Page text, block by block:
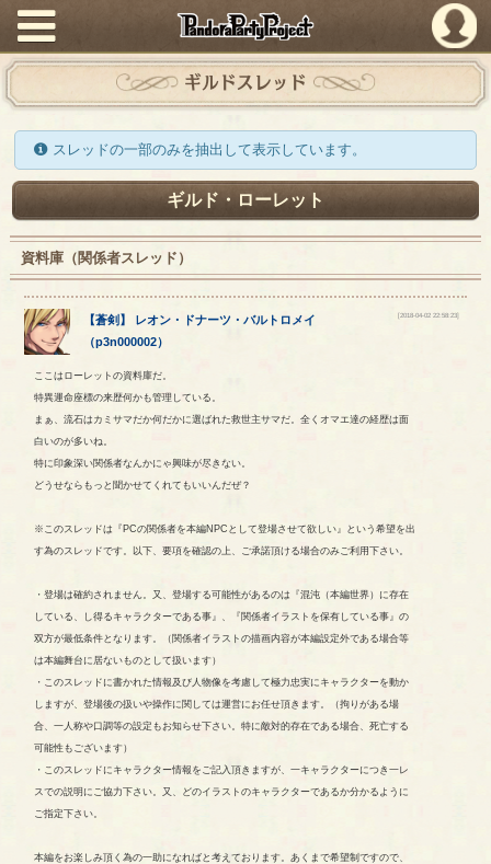
PandoraPartyProject
ギルドスレッド
スレッドの一部のみを抽出して表示しています。
ギルド・ローレット
資料庫（関係者スレッド）
【蒼剣 】 レオン ・ ドナーツ ・バルトロメイ
（p3n000002）
[2018-04-02 22:58:23]
ここはローレットの資料庫だ。
特異運命座標の来歴何かも管理している。
まぁ、流石はカミサマだか何だかに選ばれた救世主サマだ。全くオマエ達の経歴は面
白いのが多いね。
特に印象深い関係者なんかにゃ興味が尽きない。
どうせならもっと聞かせてくれてもいいんだぜ？
※このスレッドは『PCの関係者を本編NPCとして登場させて欲しい』という希望を出
す為のスレッドです。以下、要項を確認の上、ご承諾頂ける場合のみご利用下さい。
・登場は確約されません。又、登場する可能性があるのは『混沌（本編世界）に存在
している、し得るキャラクターである事』、『関係者イラストを保有している事』の
双方が最低条件となります。（関係者イラストの描画内容が本編設定外である場合等
は本編舞台に居ないものとして扱います）
・このスレッドに書かれた情報及び人物像を考慮して極力忠実にキャラクターを動か
しますが、登場後の扱いや操作に関しては運営にお任せ頂きます。（拘りがある場
合、一人称や口調等の設定もお知らせ下さい。特に敵対的存在である場合、死亡する
可能性もございます）
・このスレッドにキャラクター情報をご記入頂きますが、一キャラクターにつき一レ
スでの説明にご協力下さい。又、どのイラストのキャラクターであるか分かるように
ご指定下さい。
本編をお楽しみ頂く為の一助になればと考えております。あくまで希望制ですので、